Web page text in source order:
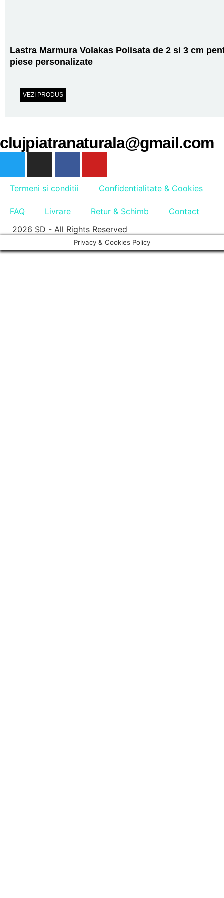
Lastra Marmura Volakas Polisata de 2 si 3 cm
piese personalizate
VEZI PRODUS
clujpiatranaturala@gmail.com
2026 SD - All Rights Reserved
Termeni si conditii Confidentialitate & Cookies
FAQ Livrare Retur & Schimb Contact
Privacy & Cookies Policy